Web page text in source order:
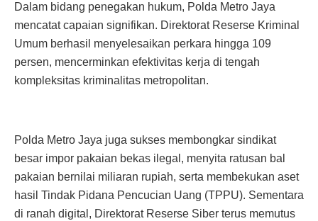
Dalam bidang penegakan hukum, Polda Metro Jaya
mencatat capaian signifikan. Direktorat Reserse Kriminal
Umum berhasil menyelesaikan perkara hingga 109
persen, mencerminkan efektivitas kerja di tengah
kompleksitas kriminalitas metropolitan.
Polda Metro Jaya juga sukses membongkar sindikat
besar impor pakaian bekas ilegal, menyita ratusan bal
pakaian bernilai miliaran rupiah, serta membekukan aset
hasil Tindak Pidana Pencucian Uang (TPPU). Sementara
di ranah digital, Direktorat Reserse Siber terus memutus